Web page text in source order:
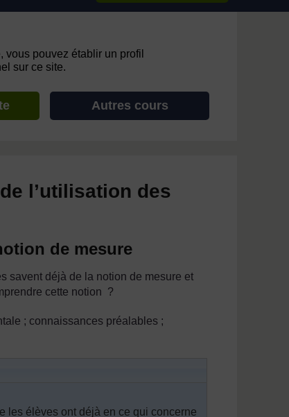
vous pouvez établir un profil
sur ce site.
Autres cours
l’utilisation des
de mesure
savent déjà de la notion de mesure et
cette notion ?
; connaissances préalables ;
les élèves ont déjà en ce qui concerne